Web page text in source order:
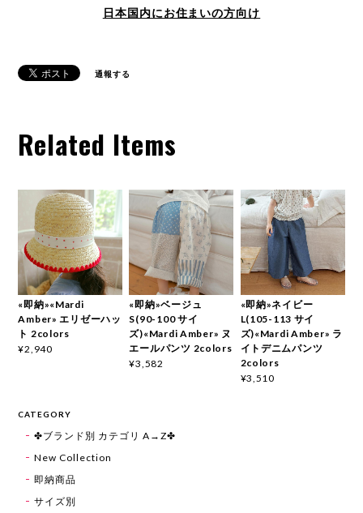
日本国内にお住まいの方向け
通報する
Related Items
«即納»«Mardi
Amber» エリゼーハッ
ト 2colors
¥2,940
«即納»ベージュ
S(90-100 サイ
ズ)«Mardi Amber» ヌ
エールパンツ 2colors
¥3,582
«即納»ネイビー
L(105-113 サイ
ズ)«Mardi Amber» ラ
イトデニムパンツ
2colors
¥3,510
CATEGORY
✤ブランド別 カテゴリ A→Z✤
New Collection
即納商品
サイズ別